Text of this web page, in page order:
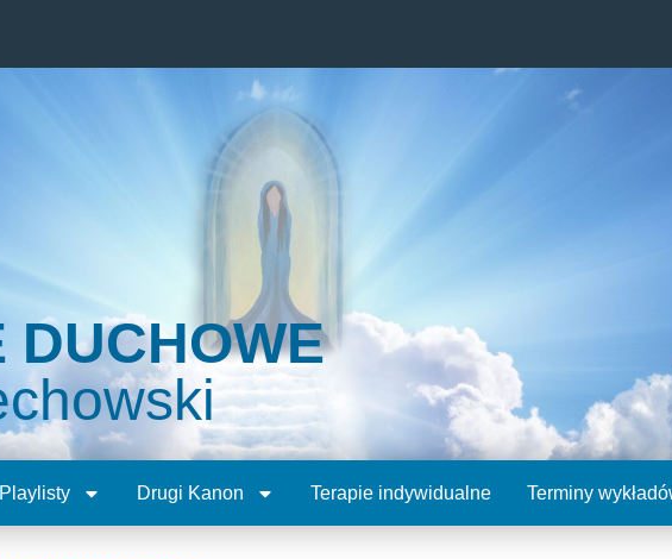
DUCHOWE
Playlisty Drugi Kanon Terapie indywidualne Terminy